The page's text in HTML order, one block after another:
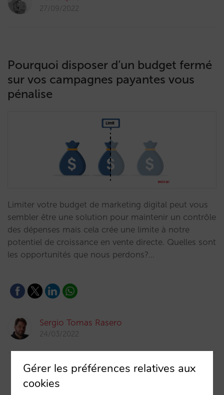
27/09/2022
Pourquoi disposer d’un budget fermé
sur vos campagnes payantes vous
pénalise
Limiter votre budget de marketing digital peut vous
sembler être une solution pour maintenir un contrôle
des dépenses mais cela crée une limite à notre
potentiel de croissance en vente directe. Quelles sont
les opportunités que nous perdons?…
Sergio Tomas Rasero
24/03/2022
Gérer les préférences relatives aux
cookies